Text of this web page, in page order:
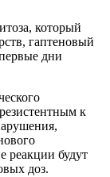
который
гаптеновый
дни
к
реакции будут
доз.